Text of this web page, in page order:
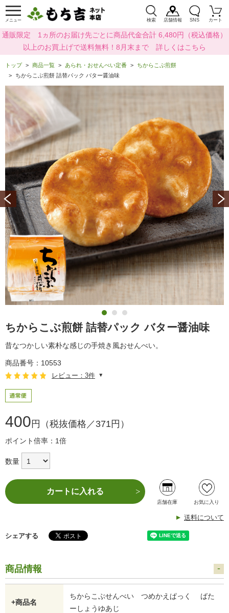
メニュー 検索 店舗情報 SNS カート
通販限定 1ヵ所のお届け先ごとに商品代金合計 6,480円（税込価格）
以上のお買上げで送料無料！8月末まで 詳しくはこちら
トップ 商品一覧 あられ・おせんべい定番
ちからこぶ煎餅
ちからこぶ煎餅 詰替パック バター醤油味
ちからこぶ煎餅 詰替パック バター醤油味
昔なつかしい素朴な感じの手焼き風おせんべい。
商品番号：10553
レビュー：3件
400 円（税抜価格／371円）
ポイント倍率：1倍
数量
カートに入れる
店舗在庫 お気に入り
送料について
シェアする
商品情報
+商品名
ちからこぶせんべい つめかえぱっく ばた
ーしょうゆあじ